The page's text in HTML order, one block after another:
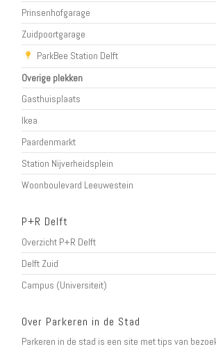
Prinsenhofgarage
Zuidpoortgarage
ParkBee Station Delft
Overige plekken
Gasthuisplaats
Ikea
Paardenmarkt
Station Nijverheidsplein
Woonboulevard Leeuwestein
P+R Delft
Overzicht P+R Delft
Delft Zuid
Campus (Universiteit)
Over Parkeren in de Stad
Parkeren in de stad is een site met tips van